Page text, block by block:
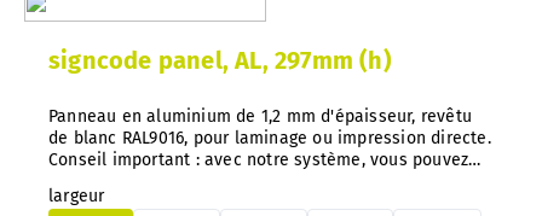
signcode panel, AL, 297mm (h)
Panneau en aluminium de 1,2 mm d'épaisseur, revêtu
de blanc RAL9016, pour laminage ou impression directe.
Conseil important : avec notre système, vous pouvez
moment et très facilement, sans démontage.
largeur